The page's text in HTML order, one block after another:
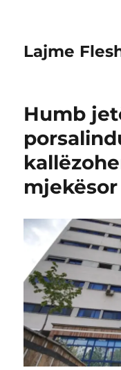
Lajme
Humb
mjekësor